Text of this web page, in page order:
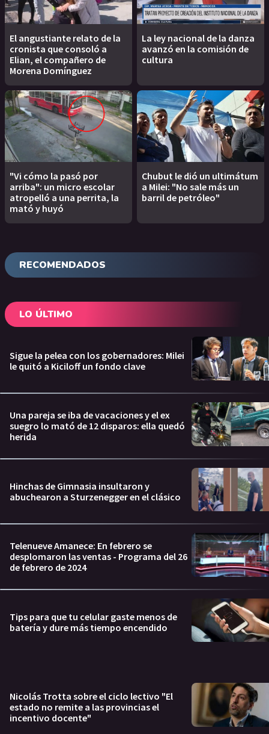
El angustiante relato de la
cronista que consoló a
Elian, el compañero de
Morena Domínguez
La ley nacional de la danza
avanzó en la comisión de
cultura
"Vi cómo la pasó por
arriba": un micro escolar
atropelló a una perrita, la
mató y huyó
Chubut le dió un ultimátum
a Milei: "No sale más un
barril de petróleo"
RECOMENDADOS
LO ÚLTIMO
Sigue la pelea con los gobernadores: Milei
le quitó a Kiciloff un fondo clave
Una pareja se iba de vacaciones y el ex
suegro lo mató de 12 disparos: ella quedó
herida
Hinchas de Gimnasia insultaron y
abuchearon a Sturzenegger en el clásico
Telenueve Amanece: En febrero se
desplomaron las ventas - Programa del 26
de febrero de 2024
Tips para que tu celular gaste menos de
batería y dure más tiempo encendido
Nicolás Trotta sobre el ciclo lectivo "El
estado no remite a las provincias el
incentivo docente"